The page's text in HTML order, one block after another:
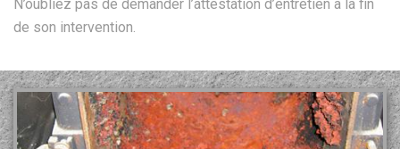
N’oubliez pas de demander l’attestation d’entretien à la fin
de son intervention.